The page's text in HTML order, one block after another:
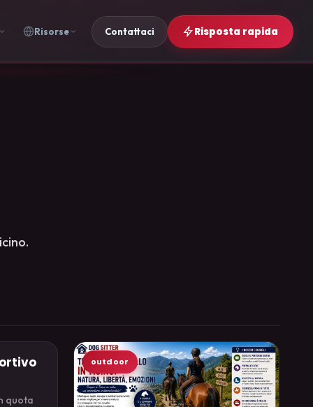
Risorse Contattaci Risposta rapida
quota
outdoor